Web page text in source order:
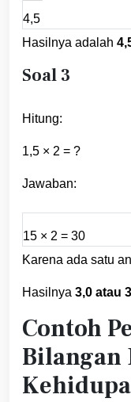
4,5
Hasilnya adalah
Soal 3
Hitung:
1,5 × 2 = ?
Jawaban:
15 × 2 = 30
Karena ada satu
Hasilnya 3,0 atau 3
Contoh
Bilangan